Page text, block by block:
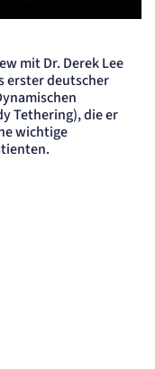
mit Dr. Derek Lee
erster deutscher
Tethering), die er
wichtige
um die entsprechenden